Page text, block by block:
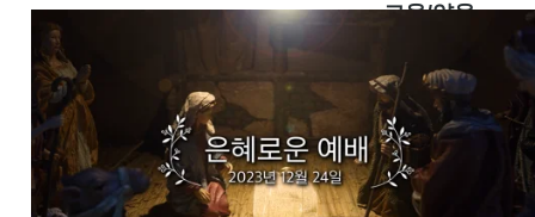
교육/양육
공동체
벧엘스토리
새가족등록